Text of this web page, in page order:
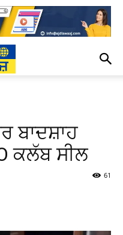
ਬਾਦਸ਼ਾਹ
ਕਲੱਬ ਸੀਲ
61